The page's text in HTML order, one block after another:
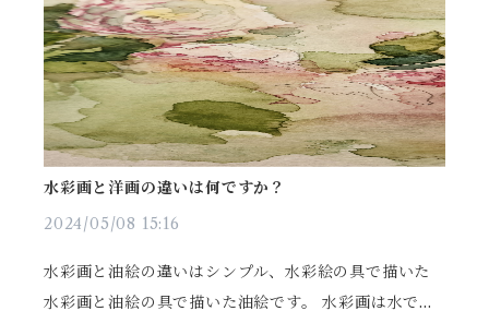
水彩画と洋画の違いは何ですか？
2024/05/08 15:16
水彩画と油絵の違いはシンプル、水彩絵の具で描いた
水彩画と油絵の具で描いた油絵です。 水彩画は水で絵